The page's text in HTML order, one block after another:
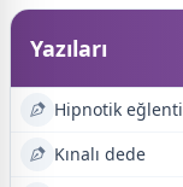
Yazıları
Hipnotik
Kınalı dede